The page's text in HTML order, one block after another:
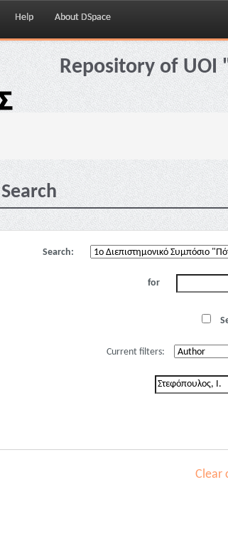
Help About DSpace
Repository of UOI
Search
Search:
for
Current filters:
Clear